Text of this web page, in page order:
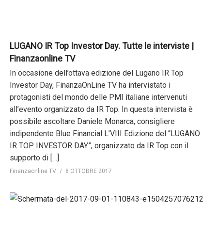
LUGANO IR Top Investor Day. Tutte le interviste |
Finanzaonline TV
In occasione dell’ottava edizione del Lugano IR Top
Investor Day, FinanzaOnLine TV ha intervistato i
protagonisti del mondo delle PMI italiane intervenuti
all’evento organizzato da IR Top. In questa intervista è
possibile ascoltare Daniele Monarca, consigliere
indipendente Blue Financial L’VIII Edizione del “LUGANO
IR TOP INVESTOR DAY”, organizzato da IR Top con il
supporto di […]
Finanzaonline TV 8 OTTOBRE 2017